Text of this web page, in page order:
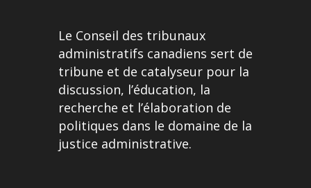
Le Conseil des tribunaux
administratifs canadiens sert de
tribune et de catalyseur pour la
discussion, l’éducation, la
recherche et l’élaboration de
politiques dans le domaine de la
justice administrative.